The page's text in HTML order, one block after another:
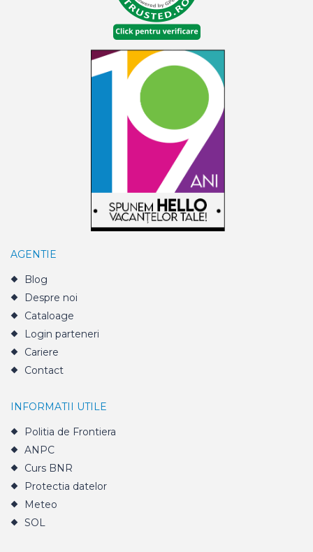
AGENTIE
Blog
Despre noi
Cataloage
Login parteneri
Cariere
Contact
INFORMATII UTILE
Politia de Frontiera
ANPC
Curs BNR
Protectia datelor
Meteo
SOL